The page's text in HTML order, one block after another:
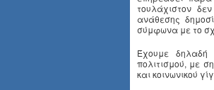
τουλάχιστον
ανάθεσης
σύμφωνα με το
Έχουμε δηλαδή
πολιτισμού, με
και κοινωνικού